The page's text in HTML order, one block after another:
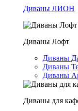
Диваны ЛИОН
Диваны Лофт
Диваны
Диваны
Диваны
Диваны для